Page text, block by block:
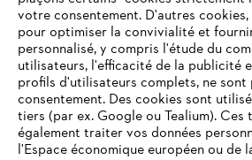
Questions fréquentes
Service
votre consentement. D'autres
pour optimiser la convivialité et
personnalisé, y compris l'étude du
utilisateurs, l'efficacité de la publicité
profils d'utilisateurs complets, ne
consentement. Des cookies sont
tiers (par ex. Google ou Tealium). Ces
également traiter vos données
l'Espace économique européen ou de